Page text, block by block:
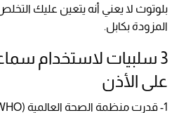
بلوتوث لا يعني أنه يتعين عليك
المزودة بكابل.
3 سلبيات لاستخدام
على الأذن